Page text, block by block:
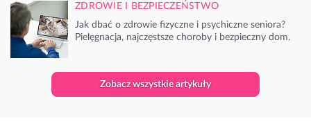
ZDROWIE I BEZPIECZEŃSTWO
Jak dbać o zdrowie fizyczne i psychiczne seniora?
Pielęgnacja, najczęstsze choroby i bezpieczny dom.
Zobacz wszystkie artykuły